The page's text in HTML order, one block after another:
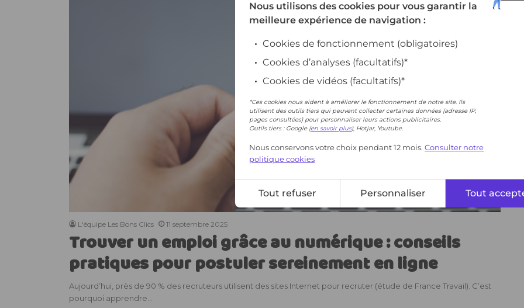
Nous utilisons des cookies pour vous garantir la
meilleure expérience de navigation :
Cookies de fonctionnement (obligatoires)
Cookies d’analyses (facultatifs)*
Cookies de vidéos (facultatifs)*
*Ces cookies nous aident à améliorer le fonctionnement de notre site. Ils
utilisent des outils tiers qui peuvent collecter certaines données (adresse IP,
pages consultées) pour personnaliser leurs actions publicitaires.
Outils tiers : Google (en savoir plus), Hotjar, Youtube.
Nous conservons votre choix pendant 12 mois. Consulter notre
politique cookies
Tout refuser Personnaliser Tout